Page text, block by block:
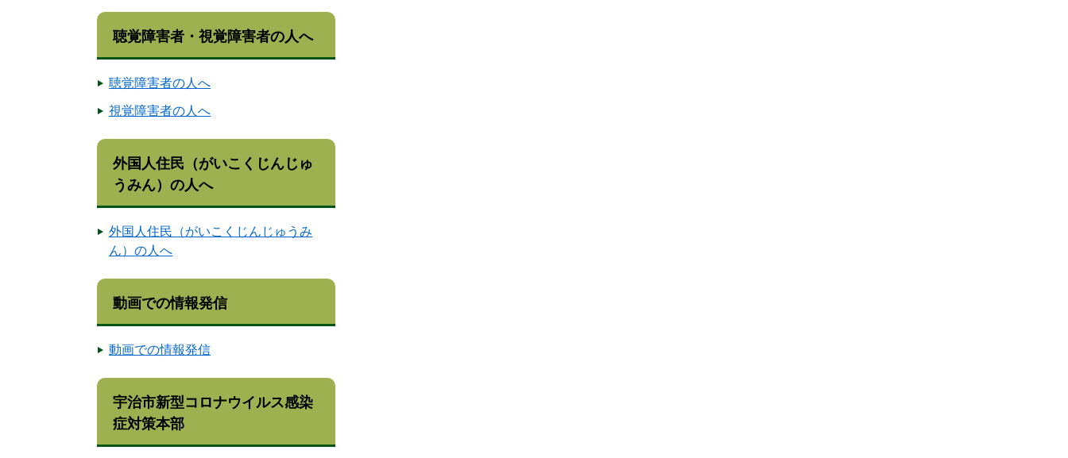
聴覚障害者・視覚障害者の人へ
聴覚障害者の人へ
視覚障害者の人へ
外国人住民（がいこくじんじゅ
うみん）の人へ
外国人住民（がいこくじんじゅうみ
ん）の人へ
動画での情報発信
動画での情報発信
宇治市新型コロナウイルス感染
症対策本部